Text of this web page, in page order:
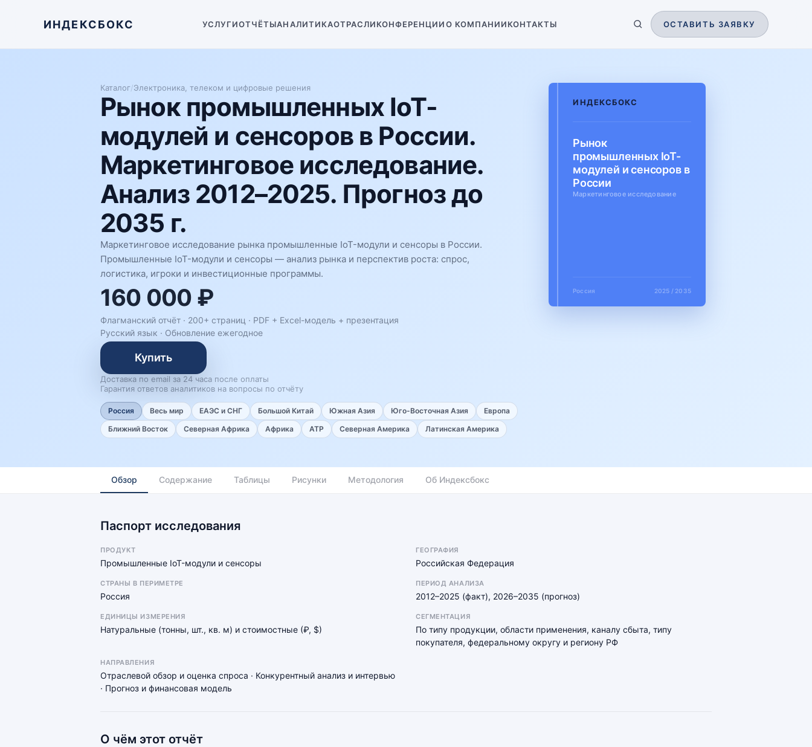
ИНДЕКСБОКС УСЛУГИОТЧЁТЫАНАЛИТИКАОТРАСЛИКОНФЕРЕНЦИИО КОМПАНИИКОНТАКТЫ ОСТАВИТЬ ЗАЯВКУ
Каталог/Электроника, телеком и цифровые решения
Рынок промышленных IoT-
модулей и сенсоров в России.
Маркетинговое исследование.
Анализ 2012–2025. Прогноз до
2035 г.
Маркетинговое исследование рынка промышленные IoT-модули и сенсоры в России.
Промышленные IoT-модули и сенсоры — анализ рынка и перспектив роста: спрос,
логистика, игроки и инвестиционные программы.
160 000 ₽
Флагманский отчёт · 200+ страниц · PDF + Excel-модель + презентация
Русский язык · Обновление ежегодное
Купить
Доставка по email за 24 часа после оплаты
Гарантия ответов аналитиков на вопросы по отчёту
Россия Весь мир ЕАЭС и СНГ Большой Китай Южная Азия Юго-Восточная Азия
Европа
Ближний Восток
Северная Африка Африка АТР Северная Америка Латинская Америка
ИНДЕКСБОКС
Рынок
промышленных IoT-
модулей и сенсоров в
России
Маркетинговое исследование
Россия 2025 / 2035
Обзор Содержание Таблицы Рисунки Методология Об Индексбокс
Паспорт исследования
ПРОДУКТ
Промышленные IoT-модули и сенсоры
ГЕОГРАФИЯ
Российская Федерация
СТРАНЫ В ПЕРИМЕТРЕ
Россия
ПЕРИОД АНАЛИЗА
2012–2025 (факт), 2026–2035 (прогноз)
ЕДИНИЦЫ ИЗМЕРЕНИЯ
Натуральные (тонны, шт., кв. м) и стоимостные (₽, $)
СЕГМЕНТАЦИЯ
По типу продукции, области применения, каналу сбыта, типу
покупателя, федеральному округу и региону РФ
НАПРАВЛЕНИЯ
Отраслевой обзор и оценка спроса · Конкурентный анализ и интервью
· Прогноз и финансовая модель
О чём этот отчёт